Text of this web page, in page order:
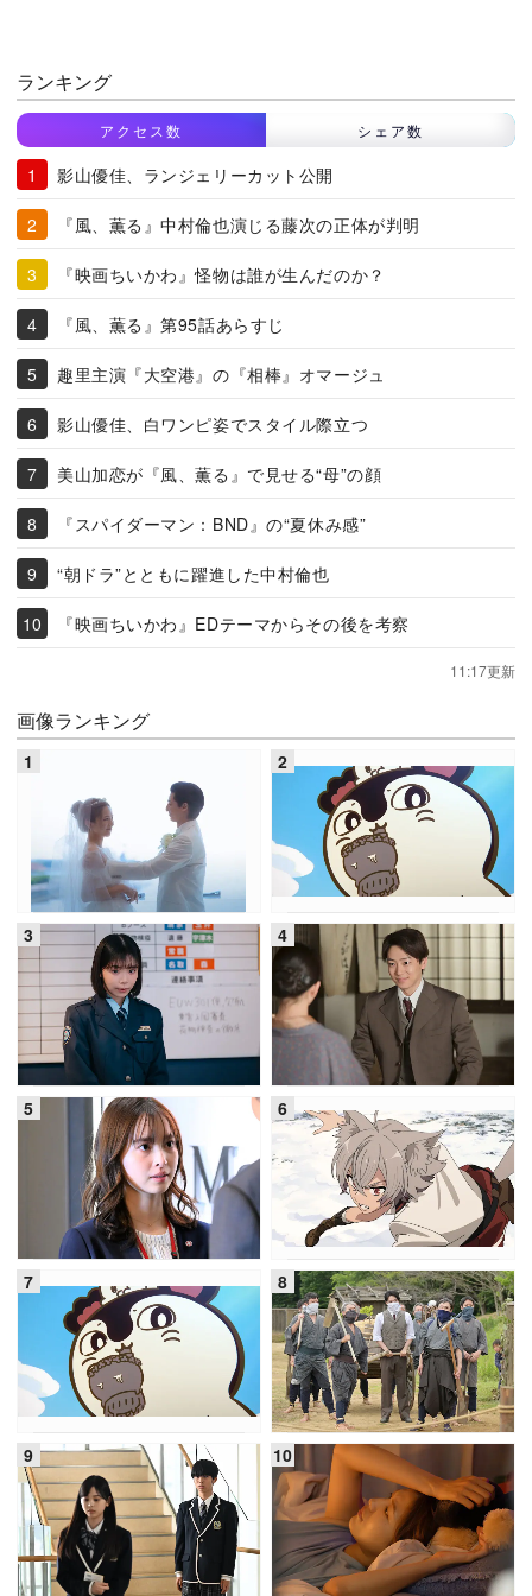
ランキング
アクセス数 シェア数
影山優佳、ランジェリーカット公開
『風、薫る』中村倫也演じる藤次の正体が判明
『映画ちいかわ』怪物は誰が生んだのか？
『風、薫る』第95話あらすじ
趣里主演『大空港』の『相棒』オマージュ
影山優佳、白ワンピ姿でスタイル際立つ
美山加恋が『風、薫る』で見せる“母”の顔
『スパイダーマン：BND』の“夏休み感”
“朝ドラ”とともに躍進した中村倫也
『映画ちいかわ』EDテーマからその後を考察
11:17更新
画像ランキング